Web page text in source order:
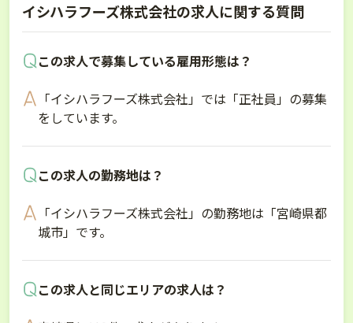
イシハラフーズ株式会社の求人に関する質問
この求人で募集している雇用形態は？
「イシハラフーズ株式会社」では「正社員」の募集
をしています。
この求人の勤務地は？
「イシハラフーズ株式会社」の勤務地は「宮崎県都
城市」です。
この求人と同じエリアの求人は？